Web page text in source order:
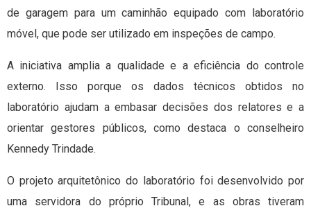
de garagem para um caminhão equipado com laboratório
móvel, que pode ser utilizado em inspeções de campo.
A iniciativa amplia a qualidade e a eficiência do controle
externo. Isso porque os dados técnicos obtidos no
laboratório ajudam a embasar decisões dos relatores e a
orientar gestores públicos, como destaca o conselheiro
Kennedy Trindade.
O projeto arquitetônico do laboratório foi desenvolvido por
uma servidora do próprio Tribunal, e as obras tiveram